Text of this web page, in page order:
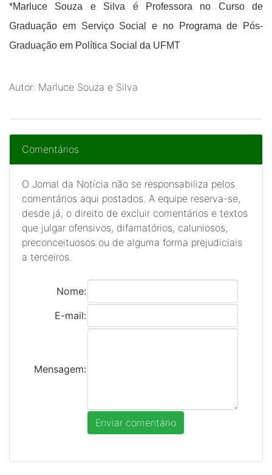
*Marluce Souza e Silva é Professora no Curso de
Graduação em Serviço Social e no Programa de Pós-
Graduação em Política Social da UFMT
Autor: Marluce Souza e Silva
Comentários
O Jornal da Notícia não se responsabiliza pelos
comentários aqui postados. A equipe reserva-se,
desde já, o direito de excluir comentários e textos
que julgar ofensivos, difamatórios, caluniosos,
preconceituosos ou de alguma forma prejudiciais
a terceiros.
Nome:
E-mail:
Mensagem: